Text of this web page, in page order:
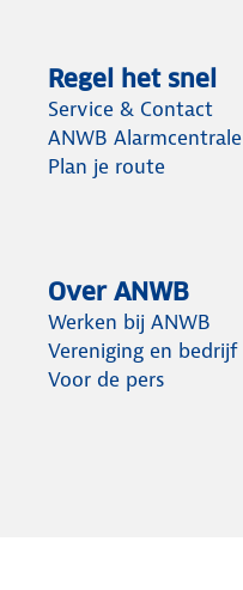
Regel het snel
Service & Contact
ANWB Alarmcentrale
Plan je route
Over ANWB
Werken bij ANWB
Vereniging en bedrijf
Voor de pers